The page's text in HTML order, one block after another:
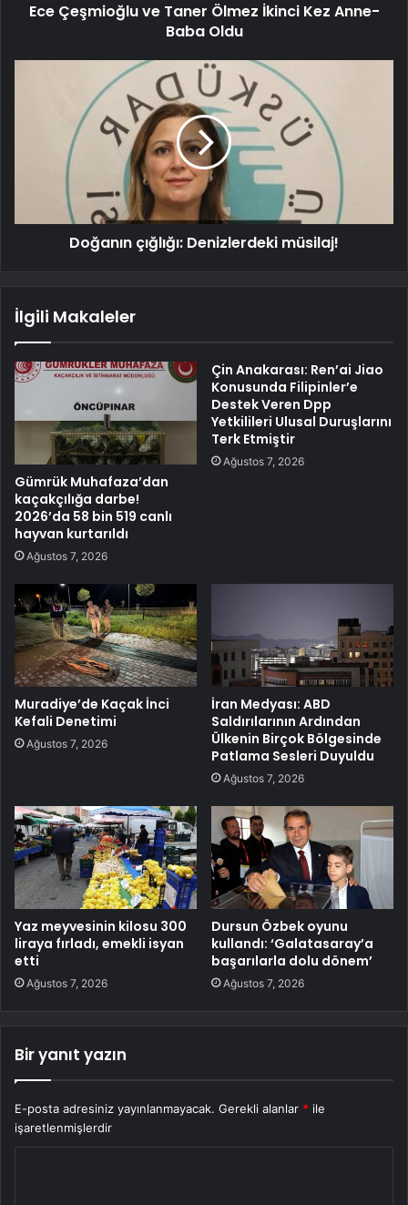
Ece Çeşmioğlu ve Taner Ölmez İkinci Kez Anne-
Baba Oldu
Doğanın çığlığı: Denizlerdeki müsilaj!
İlgili Makaleler
Gümrük Muhafaza’dan
kaçakçılığa darbe!
2026’da 58 bin 519 canlı
hayvan kurtarıldı
Ağustos 7, 2026
Çin Anakarası: Ren’ai Jiao
Konusunda Filipinler’e
Destek Veren Dpp
Yetkilileri Ulusal Duruşlarını
Terk Etmiştir
Ağustos 7, 2026
Muradiye’de Kaçak İnci
Kefali Denetimi
Ağustos 7, 2026
İran Medyası: ABD
Saldırılarının Ardından
Ülkenin Birçok Bölgesinde
Patlama Sesleri Duyuldu
Ağustos 7, 2026
Yaz meyvesinin kilosu 300
liraya fırladı, emekli isyan
etti
Ağustos 7, 2026
Dursun Özbek oyunu
kullandı: ‘Galatasaray’a
başarılarla dolu dönem’
Ağustos 7, 2026
Bir yanıt yazın
E-posta adresiniz yayınlanmayacak. Gerekli alanlar * ile
işaretlenmişlerdir